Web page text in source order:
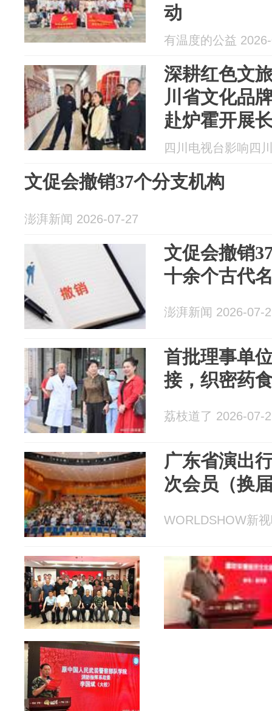
动
有温度的公益
深耕红色文
川省文化品
赴炉霍开展
列调研活动
四川电视台影响四
文促会撤销37个分支机构
澎湃新闻 2026-07-27
文促会撤销
十余个古代
澎湃新闻 2026-07-
首批理事单
接，织密药
荔枝道了 2026-07-
广东省演出
次会员（换
WORLDSHOW新